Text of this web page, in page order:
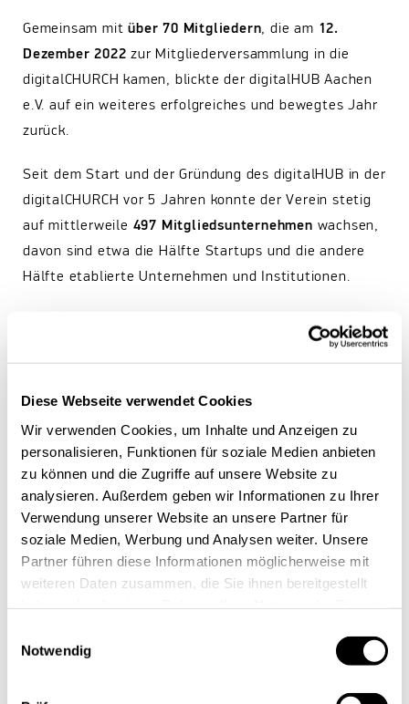
Diese Webseite verwendet Cookies
Wir verwenden Cookies, um Inhalte und Anzeigen zu
personalisieren, Funktionen für soziale Medien anbieten
zu können und die Zugriffe auf unsere Website zu
analysieren. Außerdem geben wir Informationen zu Ihrer
Verwendung unserer Website an unsere Partner für
soziale Medien, Werbung und Analysen weiter. Unsere
Partner führen diese Informationen möglicherweise mit
weiteren Daten zusammen, die Sie ihnen bereitgestellt
Notwendig
Gemeinsam mitüber 70 Mitgliedern, die am 12.
Dezember 2022 zur Mitgliederversammlung in die
digitalCHURCH kamen, blickte der digitalHUB Aachen
e.V. auf ein weiteres erfolgreiches und bewegtes Jahr
zurück.
Seit dem Start und der Gründung des digitalHUB in der
digitalCHURCH vor 5 Jahren konnte der Verein stetig
auf mittlerweile 497 Mitgliedsunternehmen wachsen,
davon sind etwa die Hälfte Startups und die andere
Hälfte etablierte Unternehmen und Institutionen.
Prof. Dr. Malte
und zusätzlich umProf. Dr. Constanze Chwallek
Dr. Michael Minis
erweitert. Wir danken dem Vorstand
für die bisherige ehrenamtliche Arbeit und freuen uns
weiterhin auf eine gute Zusammenarbeit. Auch danken
wir den RechnungsprüfernDr. Michael Becker und
Michael Glasmacher , dem Präsidium und den
Fokusgruppen für ihre Unterstützung.
Wie bereits in den Vorjahren berichteten zwei
stelltenRoman Alberti von Voltfang
Lothar